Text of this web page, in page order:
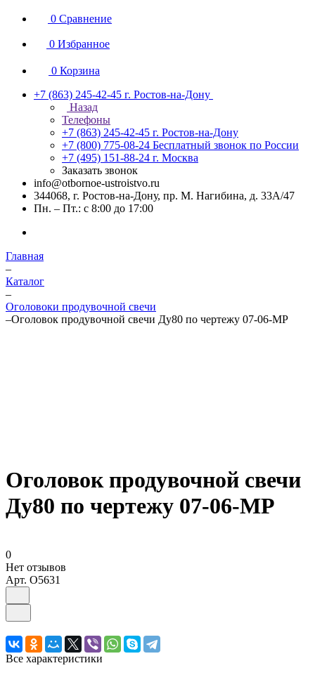
0 Сравнение
0 Избранное
0 Корзина
+7 (863) 245-42-45 г. Ростов-на-Дону
Назад
Телефоны
+7 (863) 245-42-45 г. Ростов-на-Дону
+7 (800) 775-08-24 Бесплатный звонок по России
+7 (495) 151-88-24 г. Москва
Заказать звонок
info@otbornoe-ustroistvo.ru
344068, г. Ростов-на-Дону, пр. М. Нагибина, д. 33А/47
Пн. – Пт.: с 8:00 до 17:00
Главная
–
Каталог
–
Оголовоки продувочной свечи
–Оголовок продувочной свечи Ду80 по чертежу 07-06-МР
Оголовок продувочной свечи
Ду80 по чертежу 07-06-МР
0
Нет отзывов
Арт. O5631
Все характеристики